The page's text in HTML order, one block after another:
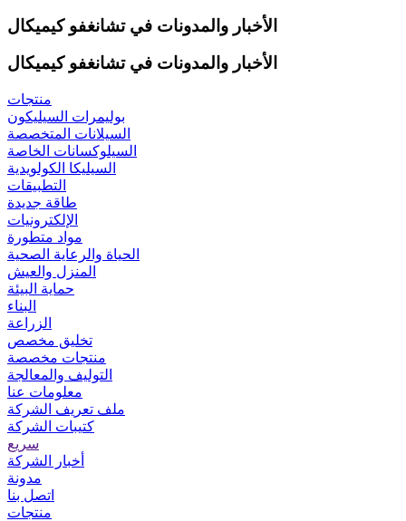
الأخبار والمدونات في تشانغفو كيميكال
الأخبار والمدونات في تشانغفو كيميكال
منتجات
بوليمرات السيليكون
السيلانات المتخصصة
السيلوكسانات الخاصة
السيليكا الكولويدية
التطبيقات
طاقة جديدة
الإلكترونيات
مواد متطورة
الحياة والرعاية الصحية
المنزل والعيش
حماية البيئة
البناء
الزراعة
تخليق مخصص
منتجات مخصصة
التوليف والمعالجة
معلومات عنا
ملف تعريف الشركة
كتيبات الشركة
سريع
أخبار الشركة
مدونة
اتصل بنا
منتجات